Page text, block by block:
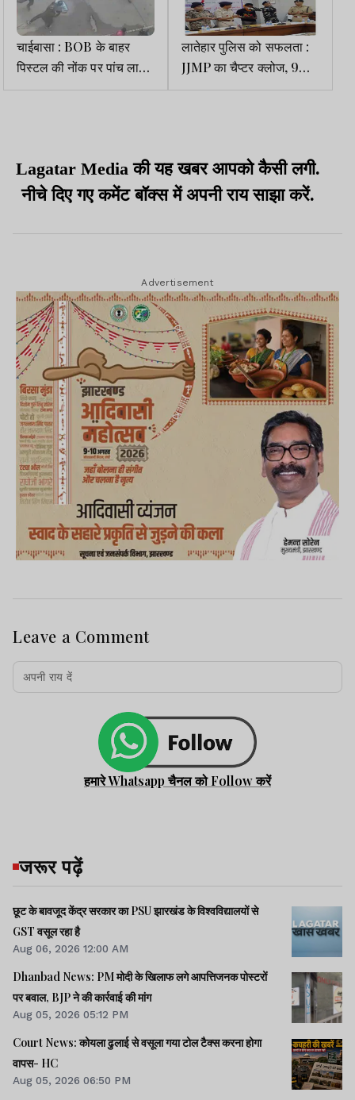
चाईबासा : BOB के बाहर
पिस्टल की नोंक पर पांच लाख
की लूट, वारदात CCTV में कैद
लातेहार पुलिस को सफलता :
JJMP का चैप्टर क्लोज, 9
नक्सलियों ने हथियार के साथ
Lagatar Media की यह खबर आपको कैसी लगी.
नीचे दिए गए कमेंट बॉक्स में अपनी राय साझा करें.
Advertisement
Leave a Comment
हमारे Whatsapp चैनल को Follow करें
जरूर पढ़ें
छूट के बावजूद केंद्र सरकार का PSU झारखंड के विश्वविद्यालयों से
GST वसूल रहा है
Aug 06, 2026 12:00 AM
Dhanbad News: PM मोदी के खिलाफ लगे आपत्तिजनक पोस्टरों
पर बवाल, BJP ने की कार्रवाई की मांग
Aug 05, 2026 05:12 PM
Court News: कोयला ढुलाई से वसूला गया टोल टैक्स करना होगा
वापस- HC
Aug 05, 2026 06:50 PM